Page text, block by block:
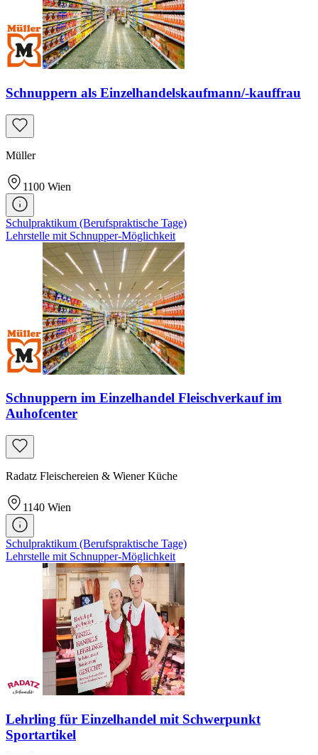
Schnuppern als Einzelhandelskaufmann/-kauffrau
Müller
1100 Wien
Schulpraktikum (Berufspraktische Tage)
Lehrstelle mit Schnupper-Möglichkeit
Schnuppern im Einzelhandel Fleischverkauf im
Auhofcenter
Radatz Fleischereien & Wiener Küche
1140 Wien
Schulpraktikum (Berufspraktische Tage)
Lehrstelle mit Schnupper-Möglichkeit
Lehrling für Einzelhandel mit Schwerpunkt
Sportartikel